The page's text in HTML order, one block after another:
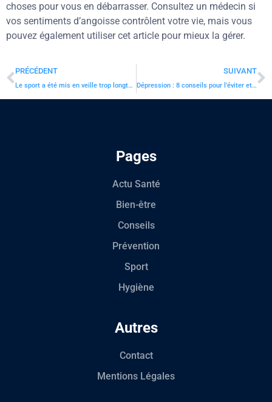
choses pour vous en débarrasser. Consultez un médecin si
vos sentiments d’angoisse contrôlent votre vie, mais vous
pouvez également utiliser cet article pour mieux la gérer.
PRÉCÉDENT
Le sport a été mis en veille trop longtemps
SUIVANT
Dépression : 8 conseils pour l’éviter et la combattre
Pages
Actu Santé
Bien-être
Conseils
Prévention
Sport
Hygiène
Autres
Contact
Mentions Légales